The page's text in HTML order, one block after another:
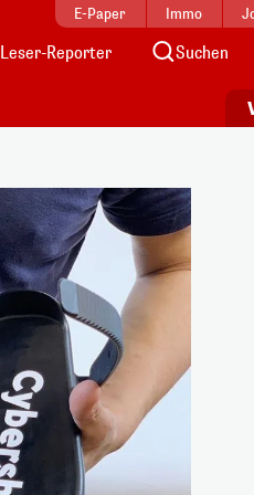
E-Paper Immo
Leser-Reporter Suchen